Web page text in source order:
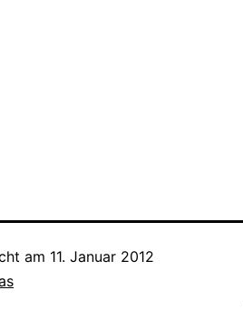
am 11. Januar 2012